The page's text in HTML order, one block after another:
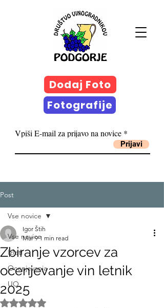
Dodaj Foto
Fotografije
Vpiši E-mail za prijavo na novice
Prijavi
Post
Vse novice
Izleti
Ocenjevanja
UO
Vse novice
Zbiranje vzorcev za
ocenjevanje vin letnik
2025
Igor Štih
Mar 9 1 min read
Rated NaN out of 5 stars.